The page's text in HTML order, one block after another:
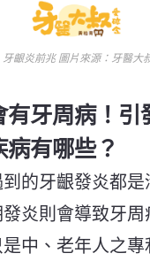
牙齦炎前兆 圖片來源：牙醫大
牙周病！ 引
有哪些？
的牙齦發炎都是
發炎則會導致牙周
中、老年人之